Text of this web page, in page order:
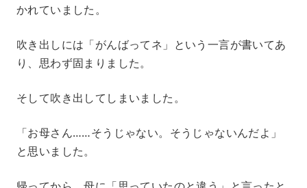
かれていました。
吹き出しには「がんばってネ」という一言が書いてあ
り、思わず固まりました。
そして吹き出してしまいました。
「お母さん……そうじゃない。そうじゃないんだよ」
と思いました。